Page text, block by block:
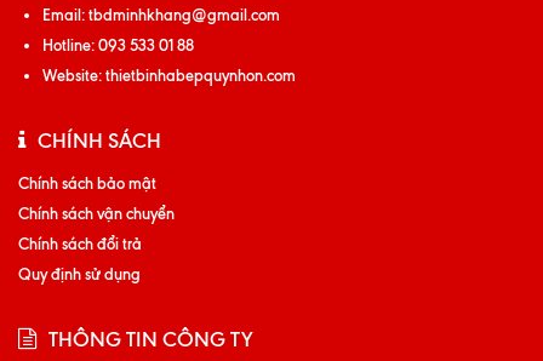
Email:tbdminhkhang@gmail.com
Hotline:093 533 01 88
Website:thietbinhabepquynhon.com
CHÍNH SÁCH
Chính sách bảo mật
Chính sách vận chuyển
Chính sách đổi trả
Quy định sử dụng
THÔNG TIN CÔNG TY